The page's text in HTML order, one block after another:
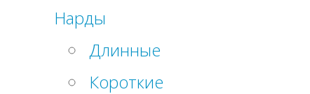
Нарды
Длинные
Короткие